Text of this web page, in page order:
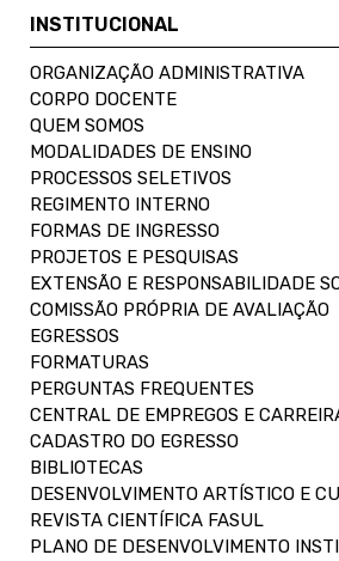
INSTITUCIONAL
ORGANIZAÇÃO ADMINISTRATIVA
CORPO DOCENTE
QUEM SOMOS
MODALIDADES DE ENSINO
PROCESSOS SELETIVOS
REGIMENTO INTERNO
FORMAS DE INGRESSO
PROJETOS E PESQUISAS
EXTENSÃO E RESPONSABILIDADE
COMISSÃO PRÓPRIA DE AVALIAÇÃO
EGRESSOS
FORMATURAS
PERGUNTAS FREQUENTES
CENTRAL DE EMPREGOS E
CADASTRO DO EGRESSO
BIBLIOTECAS
DESENVOLVIMENTO ARTÍSTICO E
REVISTA CIENTÍFICA FASUL
PLANO DE DESENVOLVIMENTO